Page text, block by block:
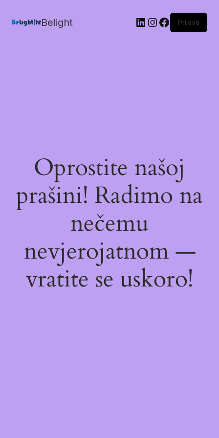
Belight Prijava
Oprostite našoj
prašini! Radimo na
nečemu
nevjerojatnom —
vratite se uskoro!